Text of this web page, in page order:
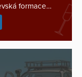
formace…